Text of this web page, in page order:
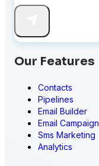
Our Features
Contacts
Pipelines
Email Builder
Email Campaign
Sms Marketing
Analytics